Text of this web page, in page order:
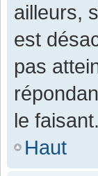
ailleurs,
est
pas
le faisant.
Haut